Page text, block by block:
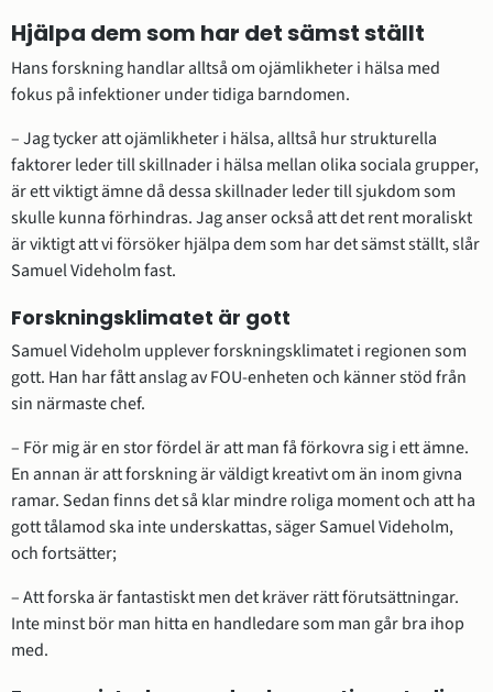
Hjälpa dem som har det sämst ställt
Hans forskning handlar alltså om ojämlikheter i hälsa med
fokus på infektioner under tidiga barndomen.
– Jag tycker att ojämlikheter i hälsa, alltså hur strukturella
faktorer leder till skillnader i hälsa mellan olika sociala grupper,
är ett viktigt ämne då dessa skillnader leder till sjukdom som
skulle kunna förhindras. Jag anser också att det rent moraliskt
är viktigt att vi försöker hjälpa dem som har det sämst ställt, slår
Samuel Videholm fast.
Forskningsklimatet är gott
Samuel Videholm upplever forskningsklimatet i regionen som
gott. Han har fått anslag av FOU-enheten och känner stöd från
sin närmaste chef.
– För mig är en stor fördel är att man få förkovra sig i ett ämne.
En annan är att forskning är väldigt kreativt om än inom givna
ramar. Sedan finns det så klar mindre roliga moment och att ha
gott tålamod ska inte underskattas, säger Samuel Videholm,
och fortsätter;
– Att forska är fantastiskt men det kräver rätt förutsättningar.
Inte minst bör man hitta en handledare som man går bra ihop
med.